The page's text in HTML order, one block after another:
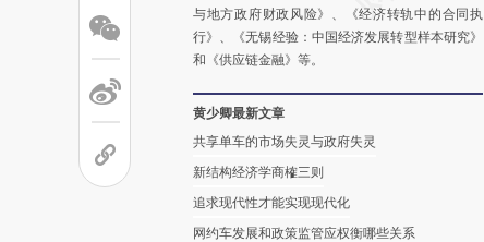
与地方政府财政风险》、《经济转轨中的合同执
行》、《无锡经验：中国经济发展转型样本研究》
和《供应链金融》等。
黄少卿最新文章
共享单车的市场失灵与政府失灵
新结构经济学商榷三则
追求现代性才能实现现代化
网约车发展和政策监管应权衡哪些关系